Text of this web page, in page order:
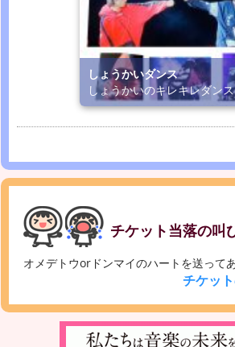
しょうかいダンス
しょうかいのキレキレダンス
チケット当落の叫
オメデトウorドンマイのハートを送って
チケッ